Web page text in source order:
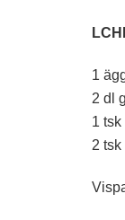
1
2 dl
1
2 tsk